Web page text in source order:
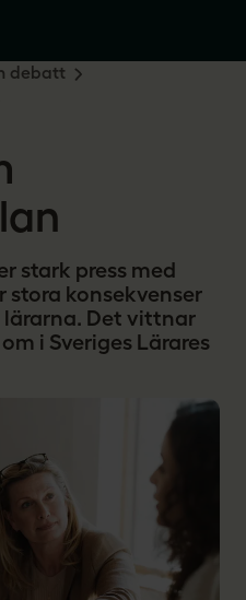
debatt
stark press med
stora konsekvenser
Det vittnar
i Sveriges Lärares